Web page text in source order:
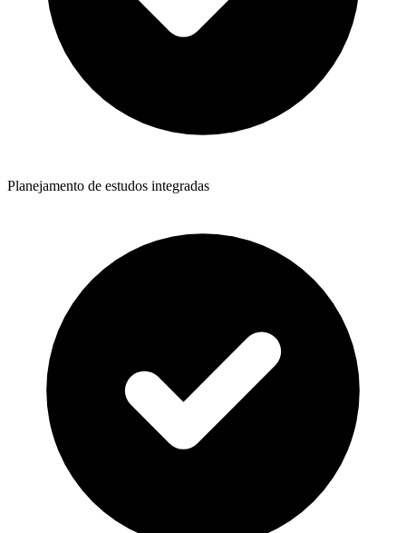
Planejamento de estudos integradas